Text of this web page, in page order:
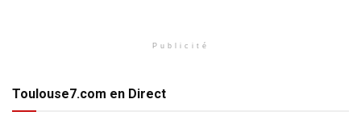
Publicité
Toulouse7.com en Direct